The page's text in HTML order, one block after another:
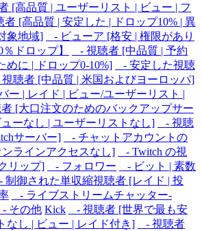
[高品質 | ユーザーリスト | ビュー | フ
者 [高品質 | 安定した | ドロップ10% | 異
象地域]
- ビューア [格安 | 権限があり
ドロップ】
- 視聴者 [中品質 | 予約
めに | ドロップ0-10%]
- 安定した視聴
聴者 [中品質 | 米国およびヨーロッパ]
ー | レイド | ビュー/ユーザーリスト |
[大口注文のためのバックアップサー
ーなし | ユーザーリストなし]
- 視聴
サーバー]
- チャットアカウントの
ラインアクセスなし]
- Twitch の視
リップ]
- フォロワー
- ビット | 素数
制御された単収縮視聴者 [レイド | 投
- ライブストリームチャッター-
- その他 Kick
- 視聴者 [世界で最も安
なし | ビュー | レイド付き]
- 視聴者